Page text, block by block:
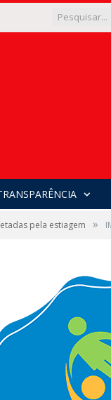
pela estiagem »